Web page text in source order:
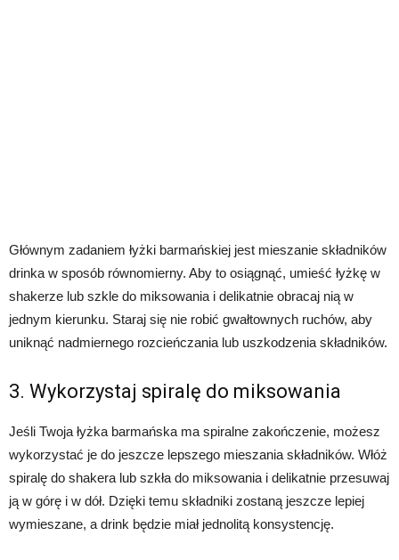
Głównym zadaniem łyżki barmańskiej jest mieszanie składników
drinka w sposób równomierny. Aby to osiągnąć, umieść łyżkę w
shakerze lub szkle do miksowania i delikatnie obracaj nią w
jednym kierunku. Staraj się nie robić gwałtownych ruchów, aby
uniknąć nadmiernego rozcieńczania lub uszkodzenia składników.
3. Wykorzystaj spiralę do miksowania
Jeśli Twoja łyżka barmańska ma spiralne zakończenie, możesz
wykorzystać je do jeszcze lepszego mieszania składników. Włóż
spiralę do shakera lub szkła do miksowania i delikatnie przesuwaj
ją w górę i w dół. Dzięki temu składniki zostaną jeszcze lepiej
wymieszane, a drink będzie miał jednolitą konsystencję.